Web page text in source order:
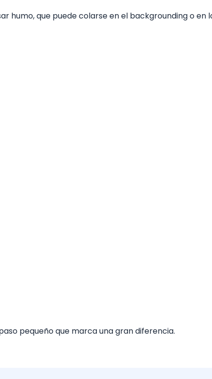
humo, que puede colarse en el backgrounding o en
pequeño que marca una gran diferencia.